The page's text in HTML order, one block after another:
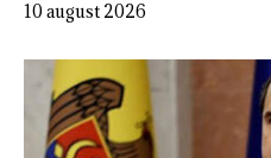
10 august 2026